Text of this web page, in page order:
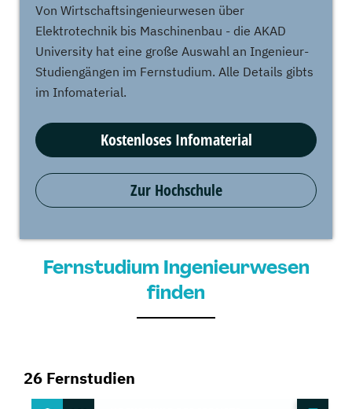
Von Wirtschaftsingenieurwesen über
Elektrotechnik bis Maschinenbau - die AKAD
University hat eine große Auswahl an Ingenieur-
Studiengängen im Fernstudium. Alle Details gibts
im Infomaterial.
Kostenloses Infomaterial
Zur Hochschule
Fernstudium Ingenieurwesen
finden
26 Fernstudien